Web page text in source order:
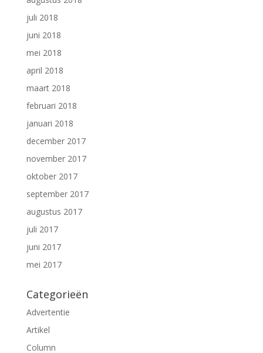
juli 2018
juni 2018
mei 2018
april 2018
maart 2018
februari 2018
januari 2018
december 2017
november 2017
oktober 2017
september 2017
augustus 2017
juli 2017
juni 2017
mei 2017
Categorieën
Advertentie
Artikel
Column